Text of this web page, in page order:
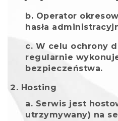
Operator
hasła
W celu ochrony
regularnie
bezpieczeństwa.
Hosting
Serwis jest
utrzymywany) na